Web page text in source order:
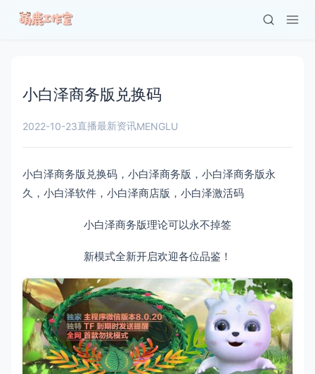
小白泽商务版兑换码
2022-10-23直播最新资讯MENGLU
小白泽商务版兑换码，小白泽商务版，小白泽商务版永
久，小白泽软件，小白泽商店版，小白泽激活码
小白泽商务版理论可以永不掉签
新模式全新开启欢迎各位品鉴！